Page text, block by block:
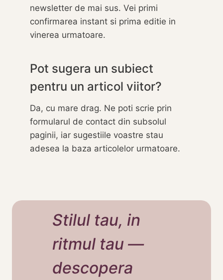
newsletter de mai sus. Vei primi
confirmarea instant si prima editie in
vinerea urmatoare.
Pot sugera un subiect
pentru un articol viitor?
Da, cu mare drag. Ne poti scrie prin
formularul de contact din subsolul
paginii, iar sugestiile voastre stau
adesea la baza articolelor urmatoare.
Stilul tau, in
ritmul tau —
descopera